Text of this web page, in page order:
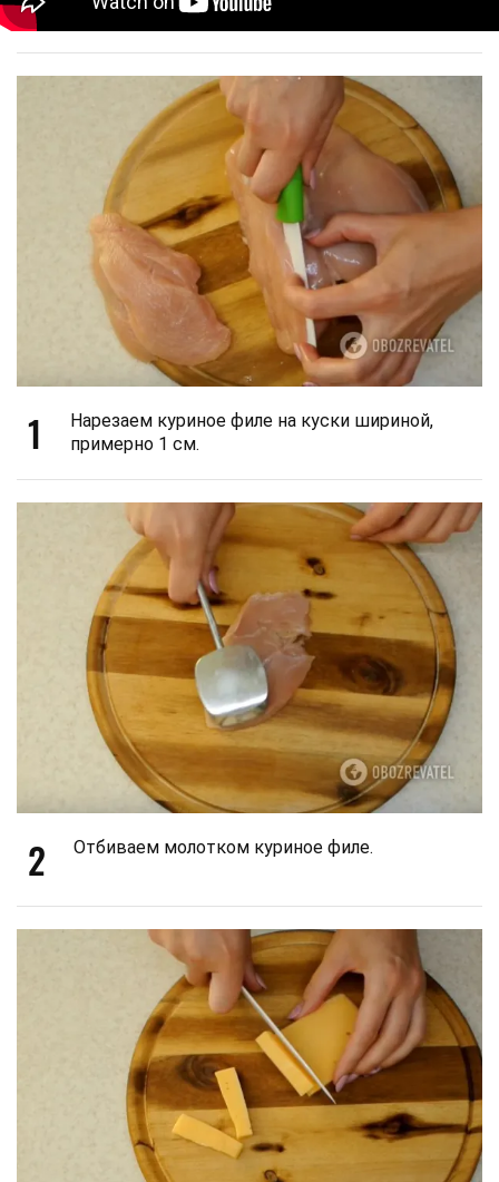
1
Нарезаем куриное филе на куски шириной,
примерно 1 см.
2 Отбиваем молотком куриное филе.